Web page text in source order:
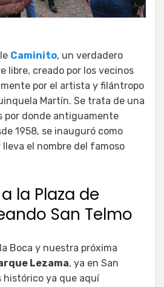
Caminito, un verdadero
libre, creado por los vecinos
por el artista y filántropo
Martín. Se trata de una
por donde antiguamente
1958, se inauguró como
lleva el nombre del famoso
la Plaza de
San Telmo
Boca y nuestra próxima
Lezama, ya en San
histórico ya que aquí